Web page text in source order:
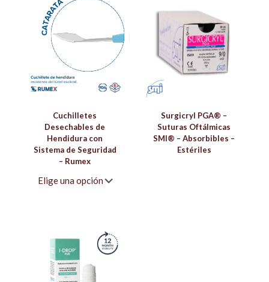
Cuchilletes
Desechables de
Hendidura con
Sistema de Seguridad
– Rumex
Surgicryl PGA® –
Suturas Oftálmicas
SMI® – Absorbibles –
Estériles